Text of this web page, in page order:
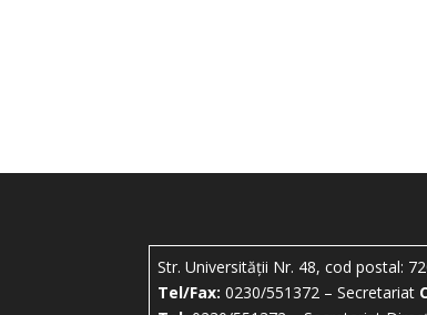
Str. Universității Nr. 48, cod postal:
Tel/Fax: 0230/551372 – Secretariat